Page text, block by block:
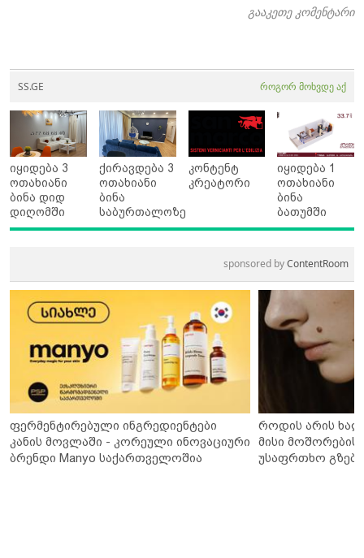
გააკეთე კომენტარი
SS.GE როგორ მოხვდე აქ
იყიდება 3
ოთახიანი
ბინა დიდ
დიღომში
ქირავდება 3
ოთახიანი
ბინა
საბურთალოზე
კონტენტ
კრეატორი
იყიდება 1
ოთახიანი
ბინა
ბათუმში
sponsored byContentRoom
ფერმენტირებული ინგრედიენტები
კანის მოვლაში - კორეული ინოვაციური
ბრენდი Manyo საქართველოშია
როდის არის
მისი მოშორების
უსაფრთხო გზები